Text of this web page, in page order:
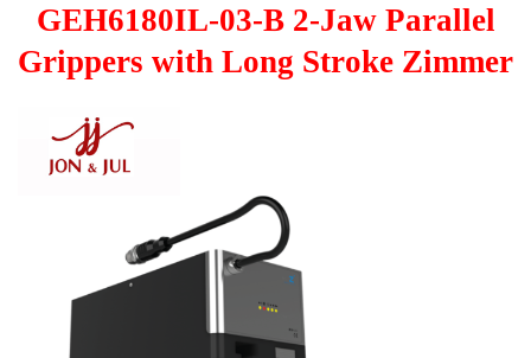
GEH6180IL-03-B 2-Jaw Parallel
Grippers with Long Stroke Zimmer